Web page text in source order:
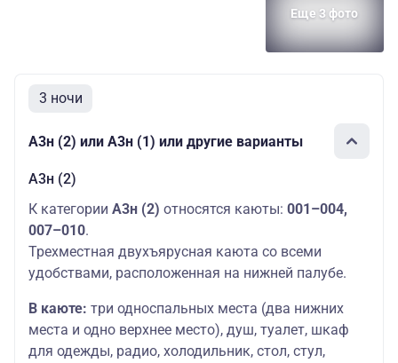
Еще 3 фото
3 ночи
А3н (2) или А3н (1) или другие варианты
А3н (2)
К категории А3н (2) относятся каюты: 001–004,
007–010.
Трехместная двухъярусная каюта со всеми
удобствами, расположенная на нижней палубе.
В каюте: три односпальных места (два нижних
места и одно верхнее место), душ, туалет, шкаф
для одежды, радио, холодильник, стол, стул,